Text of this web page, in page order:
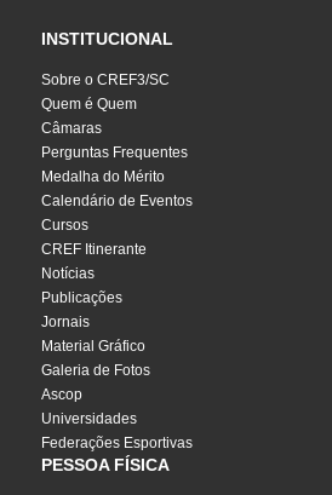
INSTITUCIONAL
Sobre o CREF3/SC
Quem é Quem
Câmaras
Perguntas Frequentes
Medalha do Mérito
Calendário de Eventos
Cursos
CREF Itinerante
Notícias
Publicações
Jornais
Material Gráfico
Galeria de Fotos
Ascop
Universidades
Federações Esportivas
PESSOA FÍSICA